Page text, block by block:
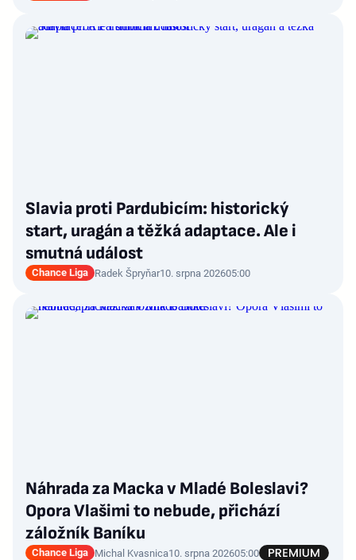
Slavia proti Pardubicím: historický
start, uragán a těžká adaptace. Ale i
smutná událost
Chance Liga Radek Špryňar10. srpna 202605:00
Náhrada za Macka v Mladé Boleslavi?
Opora Vlašimi to nebude, přichází
záložník Baníku
Chance Liga Michal Kvasnica10. srpna 202605:00